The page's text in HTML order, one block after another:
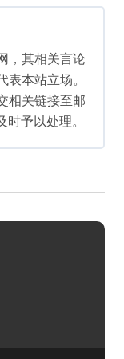
，其相关言论
本站立场。
相关链接至邮
予以处理。